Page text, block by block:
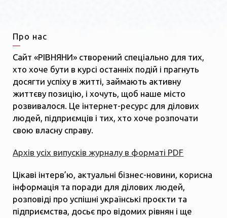
Про нас
Сайт «РІВНЯНИ» створений спеціально для тих,
хто хоче бути в курсі останніх подій і прагнуть
досягти успіху в житті, займають активну
життєву позицію, і хочуть, щоб наше місто
розвивалося. Це інтернет-ресурс для ділових
людей, підприємців і тих, хто хоче розпочати
свою власну справу.
Архів усіх випусків журналу в форматі PDF
Цікаві інтерв’ю, актуальні бізнес-новини, корисна
інформація та поради для ділових людей,
розповіді про успішні українські проєкти та
підприємства, досьє про відомих рівнян і ще